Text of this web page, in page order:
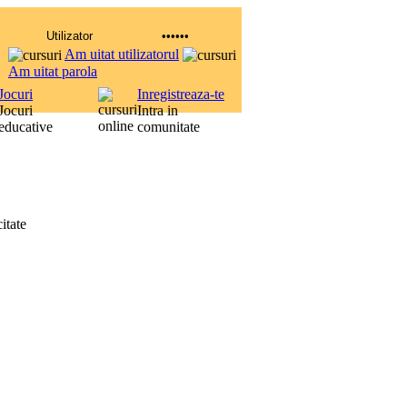
Am uitat utilizatorul
Am uitat parola
Inregistreaza-te
Intra in
comunitate